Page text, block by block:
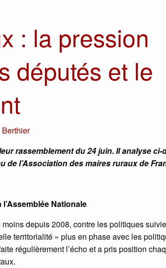
: la pression
députés et le
rassemblement du 24 juin. Il analyse ci-
l’Association des maires ruraux de
Nationale
depuis 2008, contre les politiques
territorialité » plus en phase avec les
régulièrement l’écho et a pris position